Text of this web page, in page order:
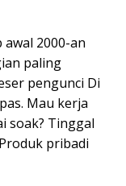
2000-an
paling
pengunci Di
Mau kerja
soak? Tinggal
pribadi